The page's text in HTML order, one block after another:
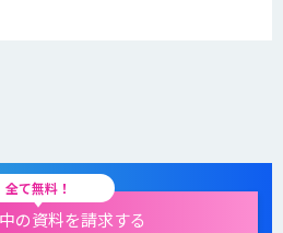
全て無料！
の資料を請求する